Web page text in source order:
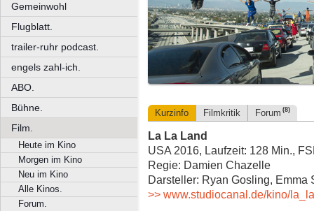
Gemeinwohl
Flugblatt.
trailer-ruhr podcast.
engels zahl-ich.
ABO.
Bühne.
Film.
Heute im Kino
Morgen im Kino
Neu im Kino
Alle Kinos.
Forum.
Kurzinfo Filmkritik Forum (8)
La La Land
USA 2016, Laufzeit: 128 Min.,
Regie: Damien Chazelle
Darsteller: Ryan Gosling, Emma
>> www.studiocanal.de/kino/